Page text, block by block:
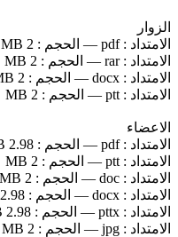
الزوار
الامتداد :pdf
— الحجم : 2 MB
الامتداد :rar
— الحجم : 2 MB
الامتداد : docx
— الحجم : 2 MB
الامتداد : ptt
— الحجم : 2 MB
الاعضاء
الامتداد :pdf
— الحجم : 2.98 MB
الامتداد : ptt
— الحجم : 2 MB
الامتداد : doc
— الحجم : 2 MB
الامتداد : docx
— الحجم : 2.98 MB
الامتداد : pttx
— الحجم : 2.98 MB
الامتداد : jpg
— الحجم : 2 MB